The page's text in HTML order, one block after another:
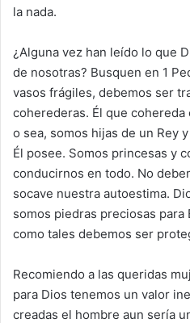
la nada.
¿Alguna vez han leído lo que
de nosotras? Busquen en 1
vasos frágiles, debemos ser
coherederas. Él que
o sea, somos hijas de un Rey
Él posee. Somos princesas y
conducirnos en todo. No
socave nuestra autoestima.
somos piedras preciosas para
como tales debemos ser
Recomiendo a las queridas
para Dios tenemos un valor
creadas el hombre aun sería